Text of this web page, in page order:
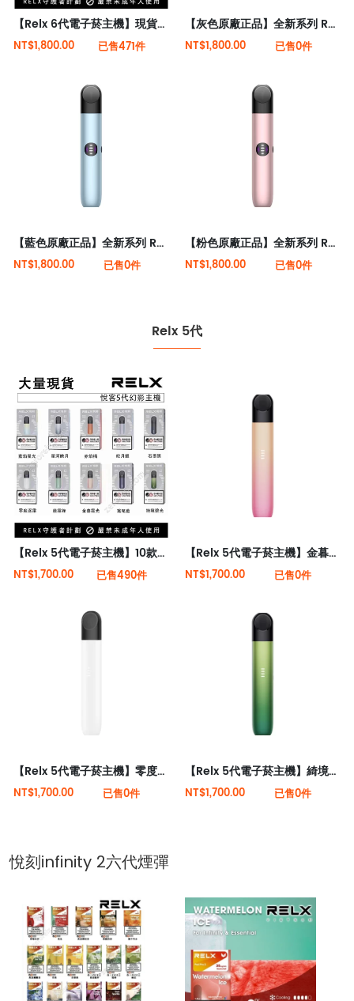
【Relx 6代電子菸主機】現貨秒發 全新六代悅刻主機桿(可調大/小煙量) 支持Relx 4/5代煙彈通用
NT$1,800.00 已售471件
【灰色原廠正品】全新系列 Relx 6代電子菸宙斯 悅刻Infinity Pro 2六代煙機(可調大/小煙量) 支持Relx 4/5代煙彈通用 (下訂秒發貨)
NT$1,800.00 已售0件
【藍色原廠正品】全新系列 Relx 6代電子菸宙斯 悅刻Infinity Pro 2六代煙機(可調大/小煙量) 支持Relx 4/5代煙彈通用 (下訂秒發貨)
NT$1,800.00 已售0件
【粉色原廠正品】全新系列 Relx 6代電子菸宙斯 悅刻Infinity Pro 2六代煙機(可調大/小煙量) 支持Relx 4/5代煙彈通用 (下訂秒發貨)
NT$1,800.00 已售0件
Relx 5代
【Relx 5代電子菸主機】10款顏色 大量現貨 悅刻5代幻影霧化器單桿 電量顯示
NT$1,700.00 已售490件
【Relx 5代電子菸主機】金暮霞光 大量現貨 悅刻5代幻影霧化器單桿 電量顯示
NT$1,700.00 已售0件
【Relx 5代電子菸主機】零度逐霜 大量現貨 悅刻5代幻影霧化器單桿 電量顯示
NT$1,700.00 已售0件
【Relx 5代電子菸主機】綺境碧光 大量現貨 悅刻5代幻影霧化器單桿 電量顯示
NT$1,700.00 已售0件
悅刻infinity 2六代煙彈